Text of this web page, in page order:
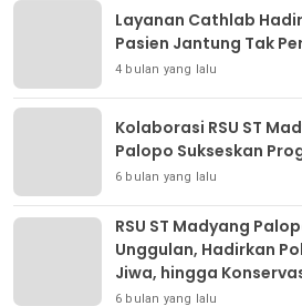
Layanan Cathlab
Pasien Jantung Tak
4 bulan yang lalu
Kolaborasi RSU ST
Palopo Sukseskan
6 bulan yang lalu
RSU ST Madyang
Unggulan, Hadirkan
Jiwa, hingga
6 bulan yang lalu